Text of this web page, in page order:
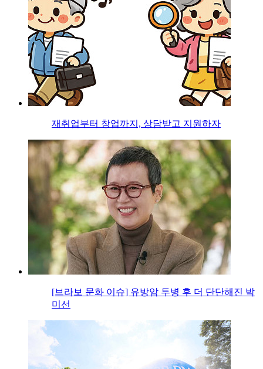
재취업부터 창업까지, 상담받고 지원하자
[브라보 문화 이슈] 유방암 투병 후 더 단단해진 박
미선